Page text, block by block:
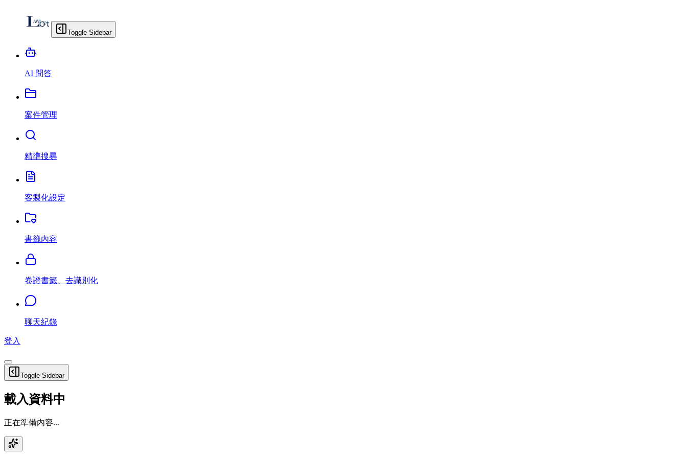
Toggle Sidebar
AI 問答
案件管理
精準搜尋
客製化設定
書籤內容
卷證書籤、去識別化
聊天紀錄
登入
Toggle Sidebar
載入資料中
正在準備內容...